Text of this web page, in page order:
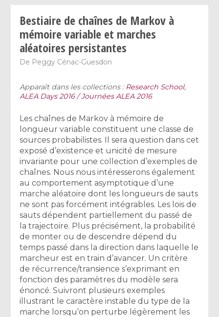
Bestiaire de chaînes de Markov à
mémoire variable et marches
aléatoires persistantes
De Peggy Cénac-Guesdon
Apparaît dans les collections : Research School,
ALEA Days 2016 / Journées ALEA 2016
Les chaînes de Markov à mémoire de
longueur variable constituent une classe de
sources probabilistes. Il sera question dans cet
exposé d’existence et unicité de mesure
invariante pour une collection d’exemples de
chaînes. Nous nous intéresserons également
au comportement asymptotique d’une
marche aléatoire dont les longueurs de sauts
ne sont pas forcément intégrables. Les lois de
sauts dépendent partiellement du passé de
la trajectoire. Plus précisément, la probabilité
de monter ou de descendre dépend du
temps passé dans la direction dans laquelle le
marcheur est en train d’avancer. Un critère
de récurrence/transience s’exprimant en
fonction des paramètres du modèle sera
énoncé. Suivront plusieurs exemples
illustrant le caractère instable du type de la
marche lorsqu’on perturbe légèrement les